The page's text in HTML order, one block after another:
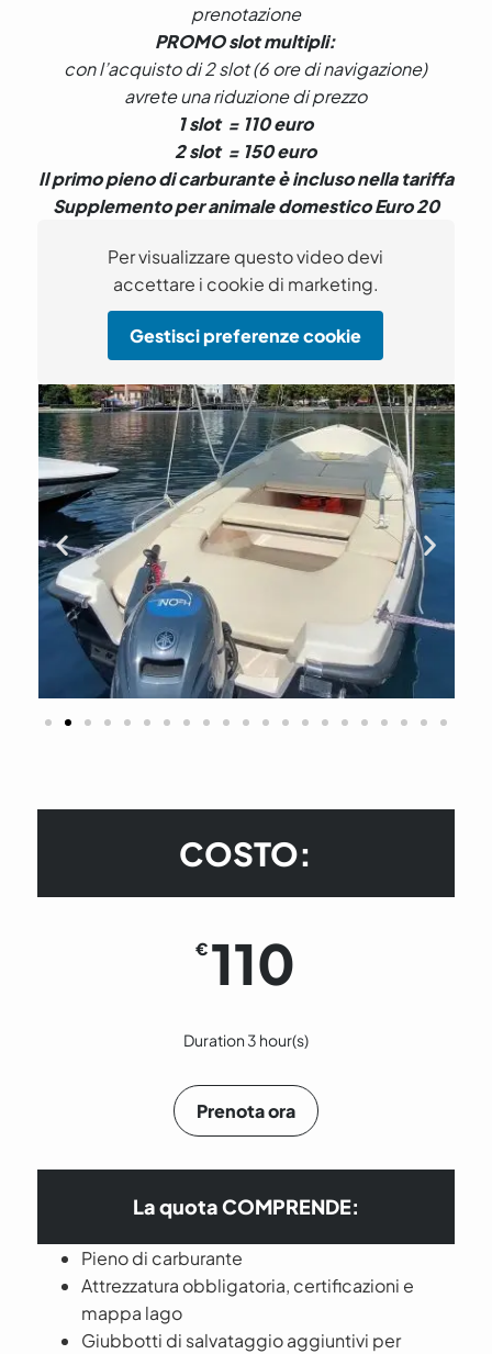
prenotazione
PROMO slot multipli:
con l’acquisto di 2 slot (6 ore di navigazione)
avrete una riduzione di prezzo
1 slot = 110 euro
2 slot = 150 euro
Il primo pieno di carburante è incluso nella tariffa
Supplemento per animale domestico Euro 20
Per visualizzare questo video devi
accettare i cookie di marketing.
Gestisci preferenze cookie
COSTO:
€ 110
Duration 3 hour(s)
Prenota ora
La quota COMPRENDE:
Pieno di carburante
Attrezzatura obbligatoria, certificazioni e
mappa lago
Giubbotti di salvataggio aggiuntivi per